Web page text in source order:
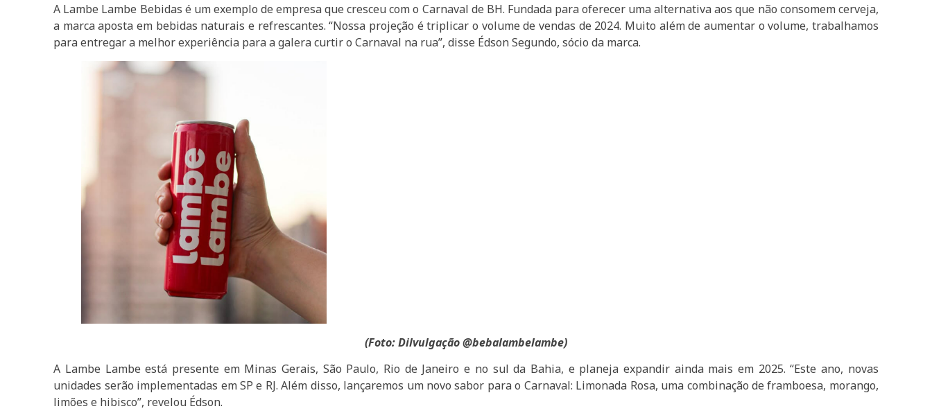
A Lambe Lambe Bebidas é um exemplo de empresa que cresceu com o Carnaval de BH. Fundada para oferecer uma alternativa aos que não consomem cerveja,
a marca aposta em bebidas naturais e refrescantes. “Nossa projeção é triplicar o volume de vendas de 2024. Muito além de aumentar o volume, trabalhamos
para entregar a melhor experiência para a galera curtir o Carnaval na rua”, disse Édson Segundo, sócio da marca.
(Foto: Dilvulgação @bebalambelambe)
A Lambe Lambe está presente em Minas Gerais, São Paulo, Rio de Janeiro e no sul da Bahia, e planeja expandir ainda mais em 2025. “Este ano, novas
unidades serão implementadas em SP e RJ. Além disso, lançaremos um novo sabor para o Carnaval: Limonada Rosa, uma combinação de framboesa, morango,
limões e hibisco”, revelou Édson.